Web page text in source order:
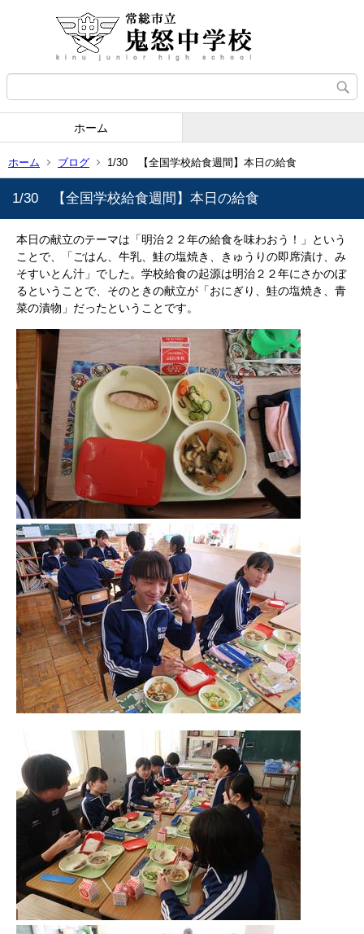
ホーム
ホーム ブログ 1/30 【全国学校給食週間】本日の給食
1/30 【全国学校給食週間】本日の給食
本日の献立のテーマは「明治２２年の給食を味わおう！」という
ことで、「ごはん、牛乳、鮭の塩焼き、きゅうりの即席漬け、み
そすいとん汁」でした。学校給食の起源は明治２２年にさかのぼ
るということで、そのときの献立が「おにぎり、鮭の塩焼き、青
菜の漬物」だったということです。